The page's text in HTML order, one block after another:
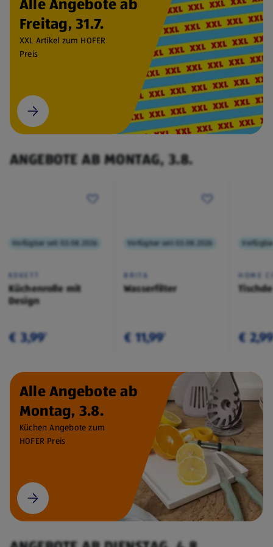
Alle Angebote ab
Freitag, 31.7.
XXL Artikel zum HOFER
Preis
ANGEBOTE AB MONTAG, 3.8.
Verfügbar seit 03.08.2026
KOKETT
Küchenrolle mit
Design
€ 3,99¹
Verfügbar seit 03.08.2026
BRITA
Wasserfilter
€ 11,99¹
HOME
€
Alle Angebote ab
Montag, 3.8.
Küchen Angebote zum
HOFER Preis